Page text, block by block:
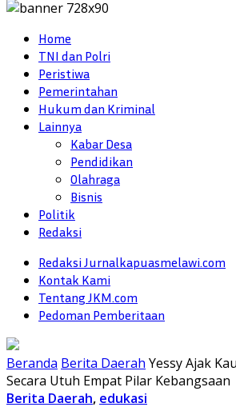
Home
TNI dan Polri
Peristiwa
Pemerintahan
Hukum dan Kriminal
Lainnya
Kabar Desa
Pendidikan
Olahraga
Bisnis
Politik
Redaksi
Redaksi Jurnalkapuasmelawi.com
Kontak Kami
Tentang JKM.com
Pedoman Pemberitaan
Beranda Berita Daerah Yessy Ajak
Secara Utuh Empat Pilar Kebangsaan
Berita Daerah, edukasi